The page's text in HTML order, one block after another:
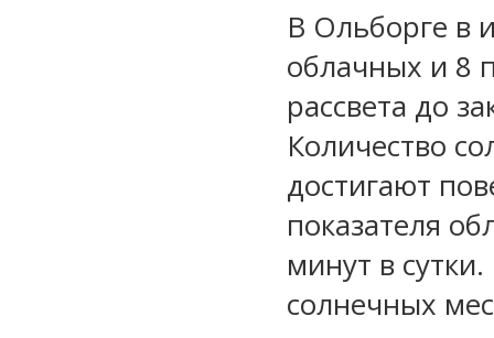
В Ольборге в
облачных и 8
рассвета до
Количество
достигают
показателя
минут в
солнечных